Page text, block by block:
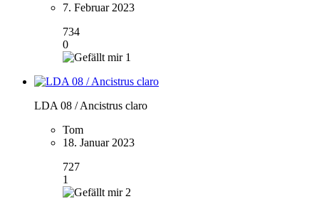
7. Februar 2023
734
0
1
LDA 08 / Ancistrus claro
Tom
18. Januar 2023
727
1
2